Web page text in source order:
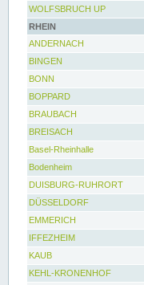
WOLFSBRUCH UP
RHEIN
ANDERNACH
BINGEN
BONN
BOPPARD
BRAUBACH
BREISACH
Basel-Rheinhalle
Bodenheim
DUISBURG-RUHRORT
DÜSSELDORF
EMMERICH
IFFEZHEIM
KAUB
KEHL-KRONENHOF